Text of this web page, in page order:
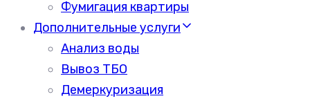
Фумигация квартиры
Дополнительные услуги
Анализ воды
Вывоз ТБО
Демеркуризация